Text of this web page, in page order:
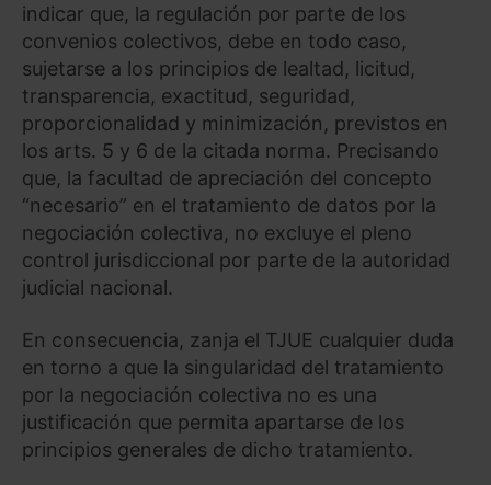
indicar que, la regulación por parte de los
convenios colectivos, debe en todo caso,
sujetarse a los principios de lealtad, licitud,
transparencia, exactitud, seguridad,
proporcionalidad y minimización, previstos en
los arts. 5 y 6 de la citada norma. Precisando
que, la facultad de apreciación del concepto
“necesario” en el tratamiento de datos por la
negociación colectiva, no excluye el pleno
control jurisdiccional por parte de la autoridad
judicial nacional.
En consecuencia, zanja el TJUE cualquier duda
en torno a que la singularidad del tratamiento
por la negociación colectiva no es una
justificación que permita apartarse de los
principios generales de dicho tratamiento.